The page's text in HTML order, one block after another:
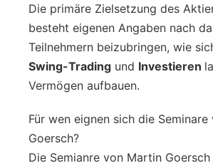
Die primäre Zielsetzung des
besteht eigenen Angaben nach
Teilnehmern beizubringen, wie
Swing-Trading und Investieren
Vermögen aufbauen.
Für wen eignen sich die
Goersch?
Die Semianre von Martin